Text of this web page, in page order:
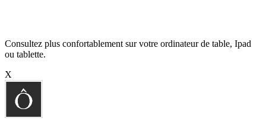
Consultez plus confortablement sur votre ordinateur de table, Ipad
ou tablette.
X